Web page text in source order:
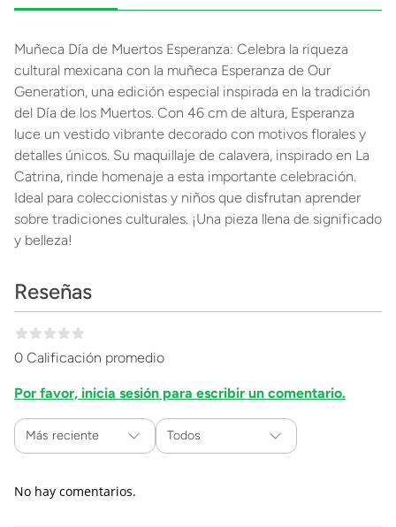
Muñeca Día de Muertos Esperanza: Celebra la riqueza
cultural mexicana con la muñeca Esperanza de Our
Generation, una edición especial inspirada en la tradición
del Día de los Muertos. Con 46 cm de altura, Esperanza
luce un vestido vibrante decorado con motivos florales y
detalles únicos. Su maquillaje de calavera, inspirado en La
Catrina, rinde homenaje a esta importante celebración.
Ideal para coleccionistas y niños que disfrutan aprender
sobre tradiciones culturales. ¡Una pieza llena de significado
y belleza!
Reseñas
0 Calificación promedio
Por favor, inicia sesión para escribir un comentario.
Más reciente Todos
No hay comentarios.